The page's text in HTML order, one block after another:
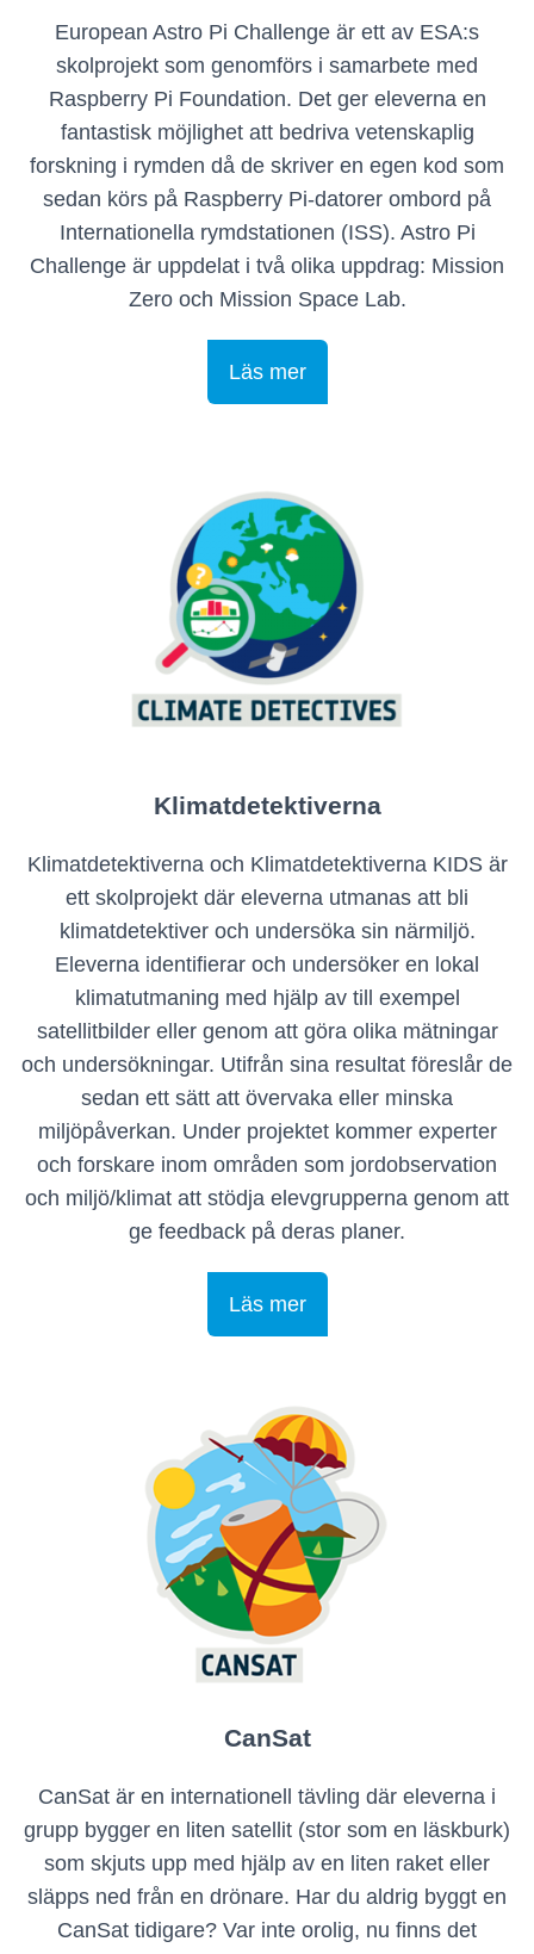
European Astro Pi Challenge är ett av ESA:s
skolprojekt som genomförs i samarbete med
Raspberry Pi Foundation. Det ger eleverna en
fantastisk möjlighet att bedriva vetenskaplig
forskning i rymden då de skriver en egen kod som
sedan körs på Raspberry Pi-datorer ombord på
Internationella rymdstationen (ISS). Astro Pi
Challenge är uppdelat i två olika uppdrag: Mission
Zero och Mission Space Lab.
Läs mer
Klimatdetektiverna
Klimatdetektiverna och Klimatdetektiverna KIDS är
ett skolprojekt där eleverna utmanas att bli
klimatdetektiver och undersöka sin närmiljö.
Eleverna identifierar och undersöker en lokal
klimatutmaning med hjälp av till exempel
satellitbilder eller genom att göra olika mätningar
och undersökningar. Utifrån sina resultat föreslår de
sedan ett sätt att övervaka eller minska
miljöpåverkan. Under projektet kommer experter
och forskare inom områden som jordobservation
och miljö/klimat att stödja elevgrupperna genom att
ge feedback på deras planer.
Läs mer
CanSat
CanSat är en internationell tävling där eleverna i
grupp bygger en liten satellit (stor som en läskburk)
som skjuts upp med hjälp av en liten raket eller
släpps ned från en drönare. Har du aldrig byggt en
CanSat tidigare? Var inte orolig, nu finns det